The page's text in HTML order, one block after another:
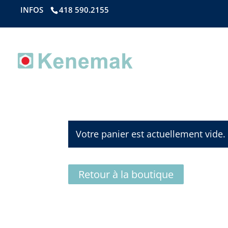
page contents
INFOS 418 590.2155
Votre panier est actuellement vide.
Retour à la boutique